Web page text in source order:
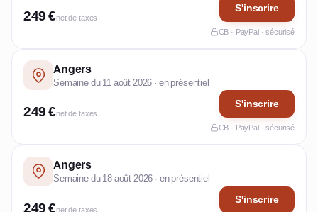
249 €net de taxes
S'inscrire
CB · PayPal · sécurisé
Angers
Semaine du 11 août 2026 · en présentiel
249 €net de taxes
S'inscrire
CB · PayPal · sécurisé
Angers
Semaine du 18 août 2026 · en présentiel
249 €net de taxes
S'inscrire